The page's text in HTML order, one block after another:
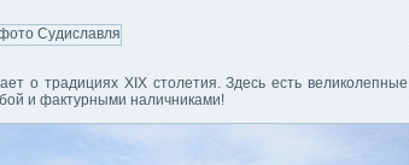
о традициях XIX столетия. Здесь есть великолепные
и фактурными наличниками!